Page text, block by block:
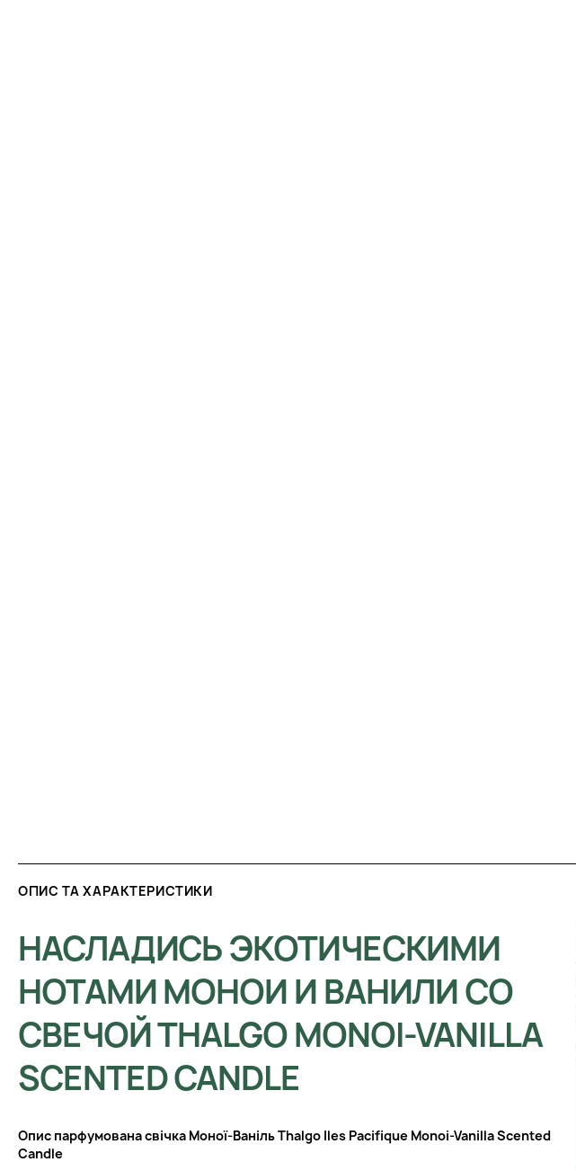
ОПИС ТА ХАРАКТЕРИСТИКИ
НАСЛАДИСЬ ЭКОТИЧЕСКИМИ
НОТАМИ МОНОИ И ВАНИЛИ СО
СВЕЧОЙ THALGO MONOI-VANILLA
SCENTED CANDLE
Опис парфумована свічка Моної-Ваніль Thalgo Iles Pacifique Monoi-Vanilla Scented
Candle